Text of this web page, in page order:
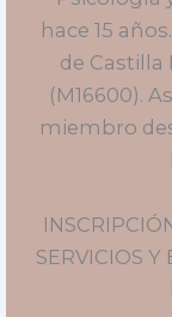
hace 15
de Castilla
(M16600).
miembro
SERVICIOS Y